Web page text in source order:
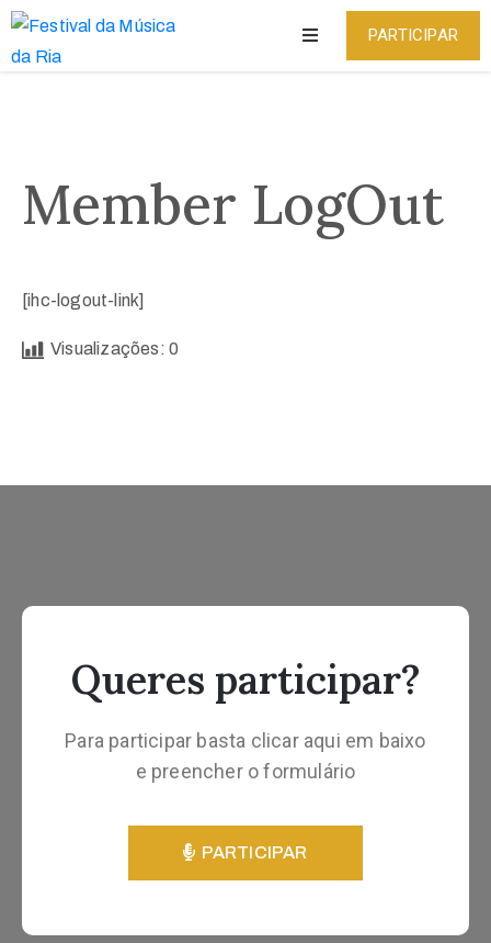
Patrocinadores
Selecionadas
Notícias
PARTICIPAR
Member LogOut
[ihc-logout-link]
Visualizações: 0
Queres participar?
Para participar basta clicar aqui em baixo
e preencher o formulário
PARTICIPAR